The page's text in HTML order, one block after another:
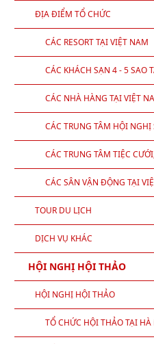
ĐỊA ĐIỂM TỔ CHỨC
CÁC RESORT TẠI VIỆT NAM
CÁC KHÁCH SẠN 4 - 5 SAO
CÁC NHÀ HÀNG TẠI VIỆT
CÁC TRUNG TÂM HỘI NGHỊ
NAM
CÁC TRUNG TÂM TIỆC
CÁC SÂN VẬN ĐỘNG TẠI
TOUR DU LỊCH
DỊCH VỤ KHÁC
HỘI NGHỊ HỘI THẢO
HỘI NGHỊ HỘI THẢO
TỔ CHỨC HỘI THẢO TẠI HÀ